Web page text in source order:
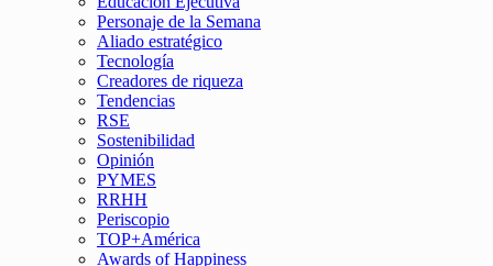
Personaje de la Semana
Aliado estratégico
Tecnología
Creadores de riqueza
Tendencias
RSE
Sostenibilidad
Opinión
PYMES
RRHH
Periscopio
TOP+América
Awards of Happiness